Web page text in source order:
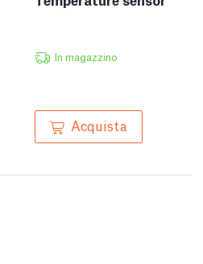
In magazzino
Acquista